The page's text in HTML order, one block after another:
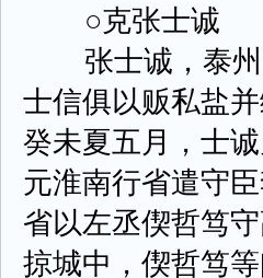
○克张士诚
张士诚，泰州
士信俱以贩私盐
癸未夏五月，士
元淮南行省遣守
省以左丞偰哲笃
掠城中，偰哲笃